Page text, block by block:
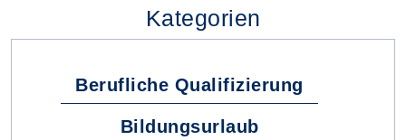
Kategorien
Berufliche Qualifizierung
Bildungsurlaub